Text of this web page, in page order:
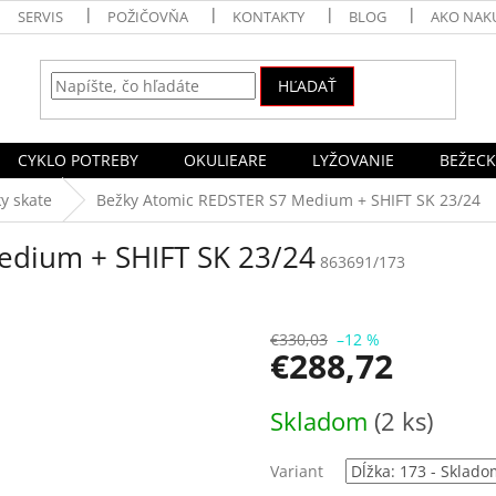
SERVIS POŽIČOVŇA KONTAKTY BLOG AKO
HĽADAŤ
CYKLO POTREBY OKULIEARE LYŽOVANIE
skate Bežky Atomic REDSTER S7 Medium + SHIFT SK 23/24
+ SHIFT SK 23/24 863691/173
€330,03 –12 %
€288,72
cena:
Skladom (2 ks)
Variant